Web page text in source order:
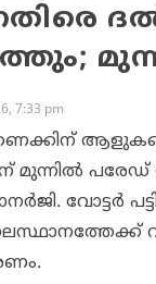
7:33 pm
മുന്നില്‍ പരേഡ്
വോട്ടര്‍